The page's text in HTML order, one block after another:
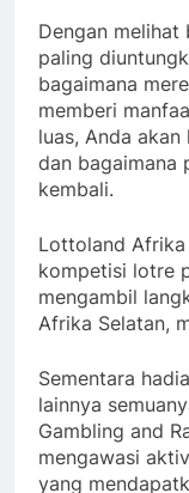
Dengan melihat
paling
bagaimana
memberi
luas, Anda
dan bagaimana
kembali.
Lottoland Afrika
kompetisi lotre
mengambil
Afrika Selatan,
Sementara
lainnya
Gambling and
mengawasi
yang